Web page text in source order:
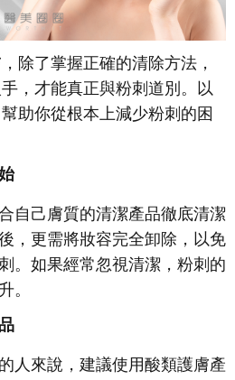
除了掌握正確的清除方法，
，才能真正與粉刺道別。以
助你從根本上減少粉刺的困
自己膚質的清潔產品徹底清潔
，更需將妝容完全卸除，以免
。如果經常忽視清潔，粉刺的
。
人來說，建議使用酸類護膚產